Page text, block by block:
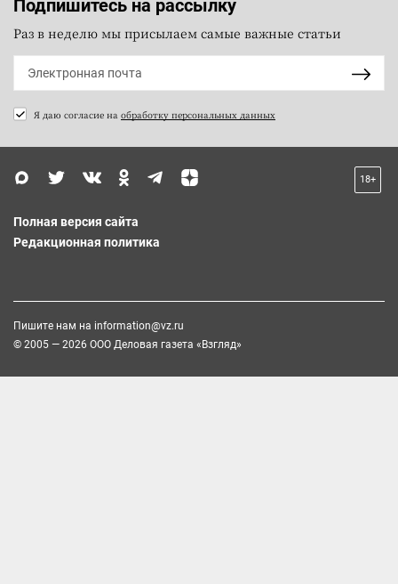
Подпишитесь на рассылку
Раз в неделю мы присылаем самые важные статьи
Я даю согласие на обработку персональных данных
18+
Полная версия сайта
Редакционная политика
Пишите нам на information@vz.ru
© 2005 — 2026 ООО Деловая газета «Взгляд»